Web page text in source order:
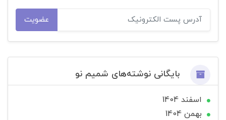
عضویت
بایگانی نوشته‌های شمیم نو
اسفند 1404
بهمن 1404